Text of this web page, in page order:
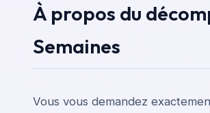
À propos du
Semaines
Vous vous demandez